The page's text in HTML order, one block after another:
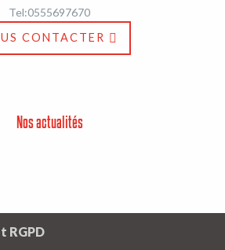
Tel:0555697670
CONTACTER
Nos actualités
RGPD